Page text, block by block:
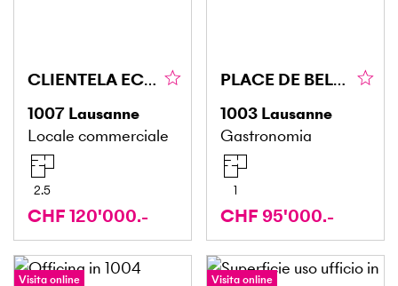
CLIENTELA ECCEZIONALE, BUONA REDDITIVITÀ IN PALIO
1007 Lausanne
Locale commerciale
2.5
CHF 120'000.-
PLACE DE BEL-AIR, GUSTOSO E UNICO
1003 Lausanne
Gastronomia
1
CHF 95'000.-
Visita online
Visita online